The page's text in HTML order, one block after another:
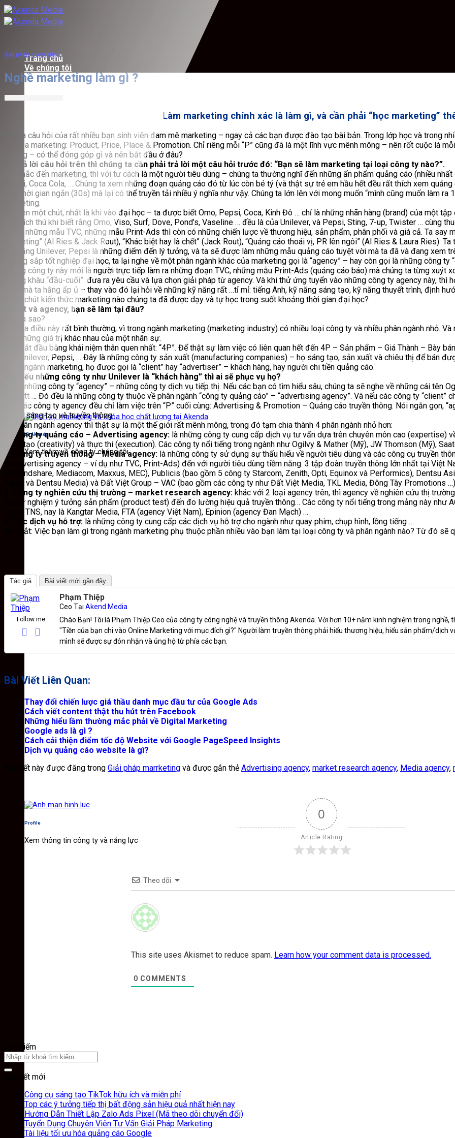
Bỏ
qua
nội
Trang chủ
Về chúng tôi
Về Akenda
Xem thêm về công ty chúng tôi
Profile
Xem thông tin công ty và năng lực
Giải pháp marrketing
Nghề marketing làm gì ?
Làm marketing chính xác là làm gì, và cần phải “học marketing”
Đây là câu hỏi của rất nhiều bạn sinh viên đam mê marketing – ngay cả các bạn được đào tạo bài bản. Trong lớp học và trong
4P của marketing: Product, Price, Place & Promotion. Chỉ riêng mỗi “P” cũng đã là một lĩnh vực mênh mông – nên rốt cuộc là
trường – có thể đóng góp gì và nên bắt đầu ở đâu?
Để trả lời câu hỏi trên thì chúng ta cần phải trả lời một câu hỏi trước đó: “Bạn sẽ làm marketing tại loại công ty nào?”.
Khi nhắc đến marketing, thì với tư cách là một người tiêu dùng – chúng ta thường nghĩ đến những ấn phẩm quảng cáo (nhiều nhất
Pepsi, Coca Cola, … Chúng ta xem những đoạn quảng cáo đó từ lúc còn bé tý (và thật sự trẻ em hầu hết đều rất thích xem
một thời gian ngắn (30s) mà lại có thể truyền tải nhiều ý nghĩa như vậy. Chúng ta lớn lên với mong muốn “mình cũng muốn làm ra
marketing.
Lớn lên một chút, nhất là khi vào đại học – ta được biết Omo, Pepsi, Coca, Kinh Đô … chỉ là những nhãn hàng (brand) của một tập
lên thích thú khi biết rằng Omo, Viso, Surf, Dove, Pond’s, Vaseline … đều là của Unilever, và Pepsi, Sting, 7-up, Twister … cùng
ngoài những mẫu TVC, những mẫu Print-Ads thì còn có những chiến lược về thương hiệu, sản phẩm, phân phối và giá cả. Ta say
marketing” (Al Ries & Jack Rout), “Khác biệt hay là chết” (Jack Rout), “Quảng cáo thoái vị, PR lên ngôi” (Al Ries & Laura Ries).
nhủ rằng Unilever, Pepsi là những điểm đến lý tưởng, và ta sẽ được làm những mẫu quảng cáo tuyệt vời mà ta đã và đang xem
Nhưng sắp tốt nghiệp đại học, ta lại nghe về một phân ngành khác của marketing gọi là “agency” – hay còn gọi là những công ty
những công ty này mới là người trực tiếp làm ra những đoạn TVC, những mẫu Print-Ads (quảng cáo báo) mà chúng ta từng xuýt
những khâu “đầu-cuối”: đưa ra yêu cầu và lựa chọn giải pháp từ agency. Và khi thử ứng tuyển vào những công ty agency này, thì
lược mà ta hằng ấp ủ – thay vào đó lại hỏi về những kỹ năng rất …tỉ mỉ: tiếng Anh, kỹ năng sáng tạo, kỹ năng thuyết trình, định
trọng chút kiến thức marketing nào chúng ta đã được dạy và tự học trong suốt khoảng thời gian đại học?
Client và agency, bạn sẽ làm tại đâu?
Vậy là sao?
Thật ra điều này rất bình thường, vì trong ngành marketing (marketing industry) có nhiều loại công ty và nhiều phân ngành nhỏ.
cao những giá trị khác nhau của một nhân sự.
Hãy bắt đầu bằng khái niệm thân quen nhất: “4P”. Để thật sự làm việc có liên quan hết đến 4P – Sản phẩm – Giá Thành – Bày
như Unilever, Pepsi, … Đây là những công ty sản xuất (manufacturing companies) – họ sáng tạo, sản xuất và chiêu thị để bán
trong ngành marketing, họ được gọi là “client” hay “advertiser” – khách hàng, hay người chi tiền quảng cáo.
Vậy nếu những công ty như Unilever là “khách hàng” thì ai sẽ phục vụ họ?
Đó là những công ty “agency” – những công ty dịch vụ tiếp thị. Nếu các bạn có tìm hiểu sâu, chúng ta sẽ nghe về những cái tên
Burnett … Đó đều là những công ty thuộc về phân ngành “công ty quảng cáo” – “advertising agency”. Và nếu các công ty “client”
như các công ty agency đều chỉ làm việc trên “P” cuối cùng: Advertising & Promotion – Quảng cáo truyền thông. Nói ngắn gọn,
phẩm sáng tạo và truyền thông.
Về phân ngành agency thì thật sự là một thế giới rất mênh mông, trong đó tạm chia thành 4 phân ngành nhỏ hơn:
1. Công ty quảng cáo – Advertising agency: là những công ty cung cấp dịch vụ tư vấn dựa trên chuyên môn cao (expertise)
sáng tạo (creativity) và thực thi (execution). Các công ty nổi tiếng trong ngành như Ogilvy & Mather (Mỹ), JW Thomson (Mỹ),
2. Công ty truyền thông – Media agency: là những công ty sử dụng sự thấu hiểu về người tiêu dùng và các công cụ truyền
và advertising agency – ví dụ như TVC, Print-Ads) đến với người tiêu dùng tiềm năng. 3 tập đoàn truyền thông lớn nhất tại Việt
M: Mindshare, Mediacom, Maxxus, MEC), Publicis (bao gồm 5 công ty Starcom, Zenith, Opti, Equinox và Performics), Dentsu
Alpha và Dentsu Media) và Đất Việt Group – VAC (bao gồm các công ty như Đất Việt Media, TKL Media, Đông Tây Promotions …)
3. Công ty nghiên cứu thị trường – market research agency: khác với 2 loại agency trên, thì agency về nghiên cứu thị
từ thử nghiệm ý tưởng sản phẩm (product test) đến đo lường hiệu quả truyền thông… Các công ty nổi tiếng trong mảng này như
gọi là TNS, nay là Kangtar Media, FTA (agency Việt Nam), Epinion (agency Đan Mạch) …
4. Các dịch vụ hỗ trợ: là những công ty cung cấp các dịch vụ hỗ trợ cho ngành như quay phim, chụp hình, lồng tiếng …
Tóm tắt: Việc bạn làm gì trong ngành marketing phụ thuộc phần nhiều vào bạn làm tại loại công ty và phân ngành nào? Từ đó sẽ
Tác giả Bài viết mới gần đây
Follow me
Phạm Thiệp
Ceo Tại Akend Media
Chào Bạn! Tôi là Phạm Thiệp Ceo của công ty công nghệ và truyền thông Akenda. Với hơn 10+ năm kinh nghiệm trong nghề,
"Tiền của bạn chi vào Online Marketing với mục đích gì?" Người làm truyền thông phải hiểu thương hiệu, hiểu sản phẩm/dịch
mình sẽ được sự đón nhận và ủng hộ từ phía các bạn.
Bài Viết Liên Quan:
Thay đổi chiến lược giá thầu danh mục đầu tư của Google Ads
Cách viết content thật thu hút trên Facebook
Những hiểu lầm thường mắc phải về Digital Marketing
Google ads là gì ?
Cách cải thiện điểm tốc độ Website với Google PageSpeed ​​Insights
Dịch vụ quảng cáo website là gì?
Bài viết này được đăng trong Giải pháp marrketing và được gắn thẻ Advertising agency, market research agency, Media agency,
0
Article Rating
Theo dõi
This site uses Akismet to reduce spam. Learn how your comment data is processed.
0 COMMENTS
Tìm kiếm
Bài viết mới
Công cụ sáng tạo TikTok hữu ích và miễn phí
Top các ý tưởng tiếp thị bất động sản hiệu quả nhất hiện nay
Hướng Dẫn Thiết Lập Zalo Ads Pixel (Mã theo dõi chuyển đổi)
Tuyển Dụng Chuyên Viên Tư Vấn Giải Pháp Marketing
Tài liệu tối ưu hóa quảng cáo Google